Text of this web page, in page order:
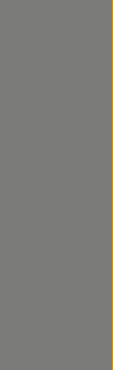
verbraucher
lammertzhof/
Link zu https://